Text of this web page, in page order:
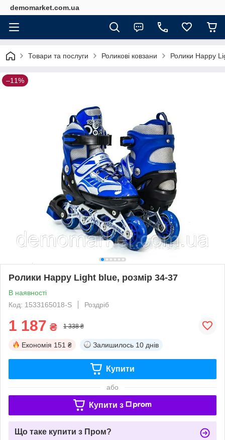
demomarket.com.ua
Товари та послуги Роликові ковзани Ролики Happy
–11%
Ролики Happy Light blue, розмір 34-37
В наявності
Код: 1533165018-S
Роздріб
1 187 ₴ 1 338 ₴
Економія 151 ₴ Залишилось 10 днів
Купити
або
Купити з
Що таке купити з Пром?